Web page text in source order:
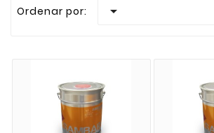
Ignífugos
Nitrocelulósicos
Ordenar por:
